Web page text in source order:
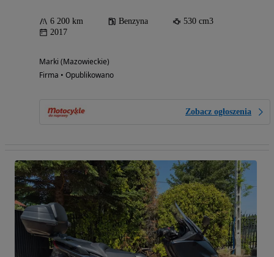
6 200 km Benzyna
530 cm3
2017
Marki (Mazowieckie)
Firma • Opublikowano
Zobacz ogłoszenia